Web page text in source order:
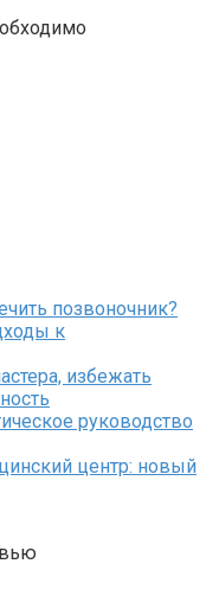
позвоночник?
к
избежать
руководство
центр: новый